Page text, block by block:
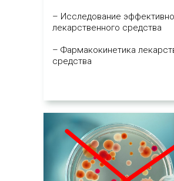
– Исследование
лекарственного средства
– Фармакокинетика
средства